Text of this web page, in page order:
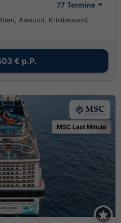
77 Termine
Alesund, Kristiansand,
€ p.P.
MSC Last Minute